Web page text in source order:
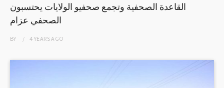
القاعدة الصحفية وتجمع صحفيو الولايات يحتسبون
الصحفي عزام
BY 4 YEARSAGO